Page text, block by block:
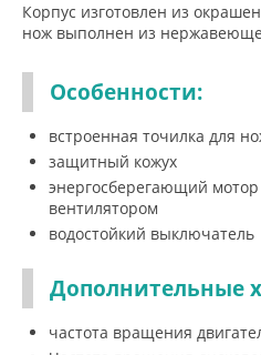
Корпус изготовлен из
нож выполнен из
Особенности:
встроенная точилка для
защитный кожух
энергосберегающий
вентилятором
водостойкий выключатель
Дополнительные
частота вращения